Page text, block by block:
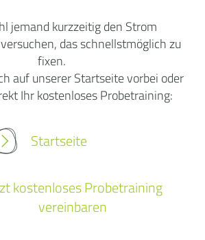
jemand kurzzeitig den Strom
das schnellstmöglich zu
fixen.
auf unserer Startseite vorbei oder
Ihr kostenloses Probetraining:
Startseite
kostenloses Probetraining
vereinbaren